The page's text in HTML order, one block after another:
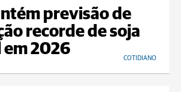
previsão de
recorde de soja
em 2026
COTIDIANO